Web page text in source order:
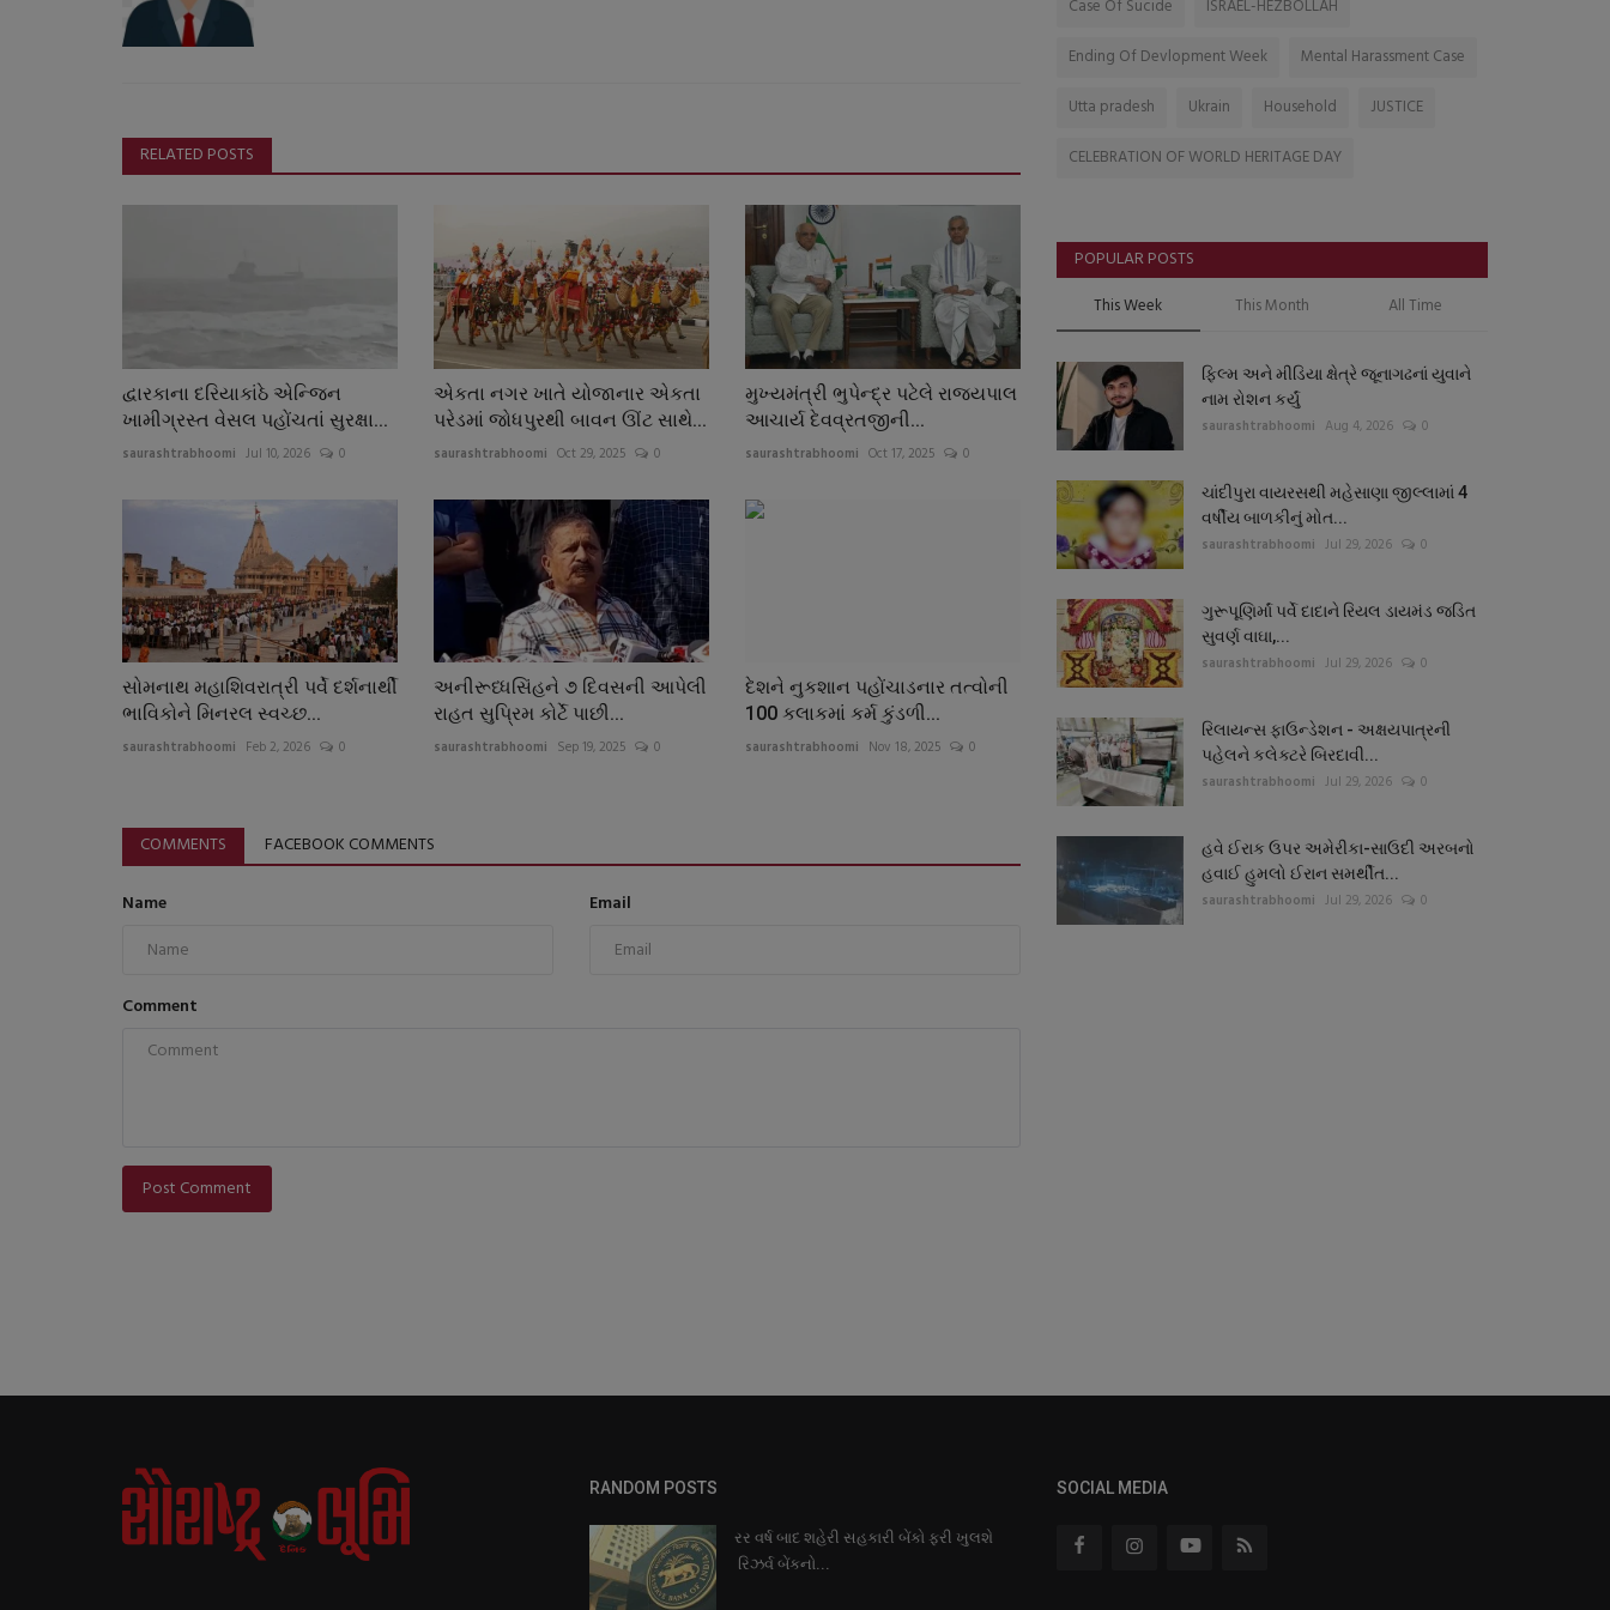
RELATED POSTS
દ્વારકાના દરિયાકાંઠે એન્જિન
ખામીગ્રસ્ત વેસલ પહોંચતાં સુરક્ષા...
saurashtrabhoomi Jul 10, 2026 0
એકતા નગર ખાતે યોજાનાર એકતા
પરેડમાં જોધપુરથી બાવન ઊંટ સાથે...
saurashtrabhoomi Oct 29, 2025 0
મુખ્યમંત્રી ભુપેન્દ્ર પટેલે રાજ્યપાલ
આચાર્ય દેવવ્રતજીની...
saurashtrabhoomi Oct 17, 2025 0
સોમનાથ મહાશિવરાત્રી પર્વે દર્શનાર્થી
ભાવિકોને મિનરલ સ્વચ્છ...
saurashtrabhoomi Feb 2, 2026 0
અનીરૂધ્ધસિંહને ૭ દિવસની આપેલી
રાહત સુપ્રિમ કોર્ટે પાછી...
saurashtrabhoomi Sep 19, 2025 0
દેશને નુકશાન પહોંચાડનાર તત્વોની
100 કલાકમાં કર્મ કુંડળી...
saurashtrabhoomi Nov 18, 2025 0
COMMENTS FACEBOOK COMMENTS
Name Email
Comment
Post Comment
Case Of Sucide
ISRAEL-HEZBOLLAH
Ending Of Devlopment Week
Mental Harassment Case
Utta pradesh
Ukrain Household
JUSTICE
CELEBRATION OF WORLD HERITAGE DAY
POPULAR POSTS
This Week This Month All Time
ફિલ્મ અને મીડિયા ક્ષેત્રે જૂનાગઢનાં યુવાને
નામ રોશન કર્યું
saurashtrabhoomi Aug 4, 2026 0
ચાંદીપુરા વાયરસથી મહેસાણા જીલ્લામાં 4
વર્ષીય બાળકીનું મોત...
saurashtrabhoomi Jul 29, 2026 0
ગુરૂપૂણિર્માં પર્વે દાદાને રિયલ ડાયમંડ જડિત
સુવર્ણ વાઘા,...
saurashtrabhoomi Jul 29, 2026 0
રિલાયન્સ ફાઉન્ડેશન - અક્ષયપાત્રની
પહેલને કલેક્ટરે બિરદાવી...
saurashtrabhoomi Jul 29, 2026 0
હવે ઈરાક ઉપર અમેરીકા-સાઉદી અરબનો
હવાઈ હુમલો ઈરાન સમર્થીત...
saurashtrabhoomi Jul 29, 2026 0
RANDOM POSTS
રર વર્ષ બાદ શહેરી સહકારી બેંકો ફરી ખુલશે
રિઝર્વ બેંકનો...
SOCIAL MEDIA